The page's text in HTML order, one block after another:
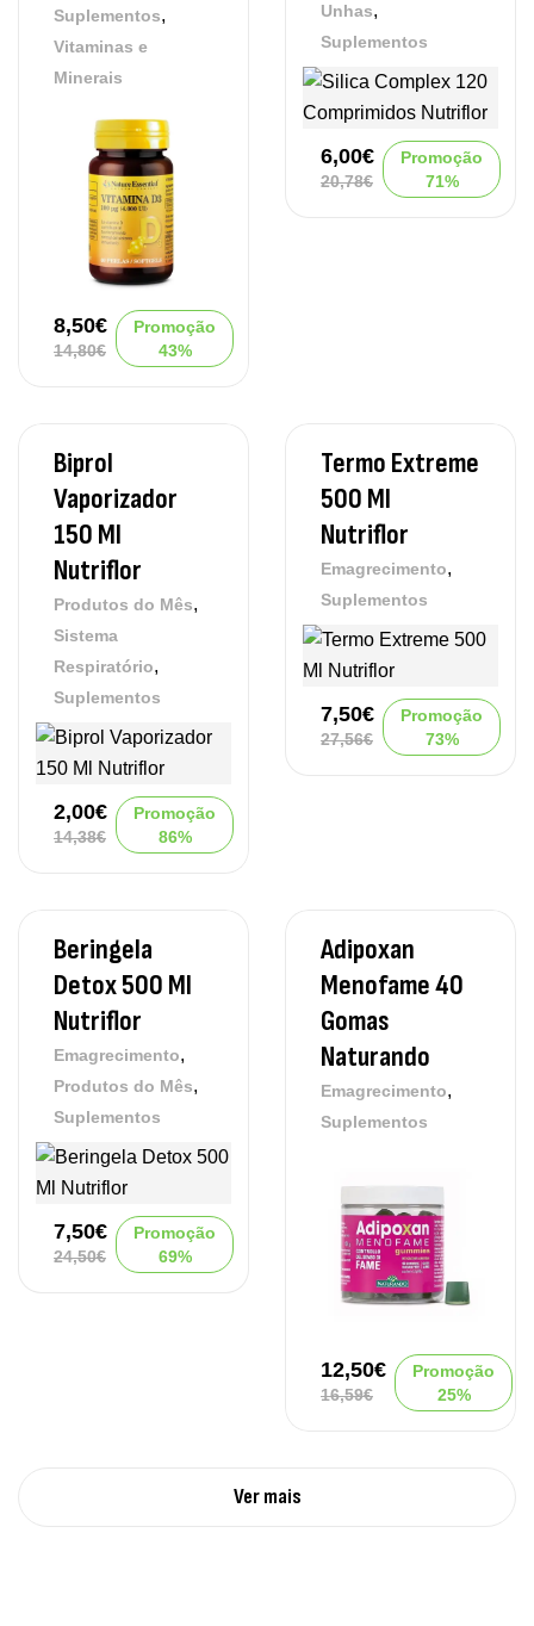
Suplementos,
Vitaminas e
Minerais
14,80€
8,50€
Promoção
43%
Unhas,
Suplementos
20,78€
6,00€
Promoção
71%
Biprol
Vaporizador
150 Ml
Nutriflor
Produtos do Mês,
Sistema
Respiratório,
Suplementos
14,38€
2,00€
Promoção
86%
Termo Extreme
500 Ml
Nutriflor
Emagrecimento,
Suplementos
27,56€
7,50€
Promoção
73%
Beringela
Detox 500 Ml
Nutriflor
Emagrecimento,
Produtos do Mês,
Suplementos
24,50€
7,50€
Promoção
69%
Adipoxan
Menofame 40
Gomas
Naturando
Emagrecimento,
Suplementos
16,59€
12,50€
Promoção
25%
Ver mais